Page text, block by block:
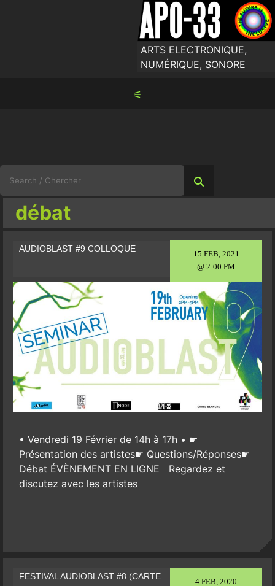
ARTS ELECTRONIQUE,
NUMÉRIQUE, SONORE
⚟
for:
débat
15 FEB, 2021
@ 2:00 PM
AUDIOBLAST #9 COLLOQUE
• Vendredi 19 Février de 14h à 17h • ☛
Présentation des artistes☛ Questions/Réponses☛
Débat ÉVÈNEMENT EN LIGNE Regardez et
discutez avec les artistes
4 FEB, 2020
FESTIVAL AUDIOBLAST #8 (CARTE